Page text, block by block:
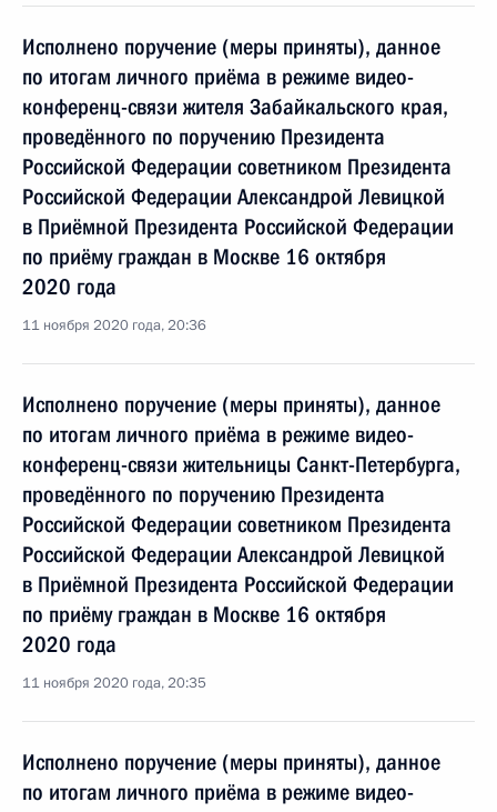
Исполнено поручение (меры приняты), данное
по итогам личного приёма в режиме видео-
конференц-связи жителя Забайкальского края,
проведённого по поручению Президента
Российской Федерации советником Президента
Российской Федерации Александрой Левицкой
в Приёмной Президента Российской Федерации
по приёму граждан в Москве 16 октября
2020 года
11 ноября 2020 года, 20:36
Исполнено поручение (меры приняты), данное
по итогам личного приёма в режиме видео-
конференц-связи жительницы Санкт-Петербурга,
проведённого по поручению Президента
Российской Федерации советником Президента
Российской Федерации Александрой Левицкой
в Приёмной Президента Российской Федерации
по приёму граждан в Москве 16 октября
2020 года
11 ноября 2020 года, 20:35
Исполнено поручение (меры приняты), данное
по итогам личного приёма в режиме видео-